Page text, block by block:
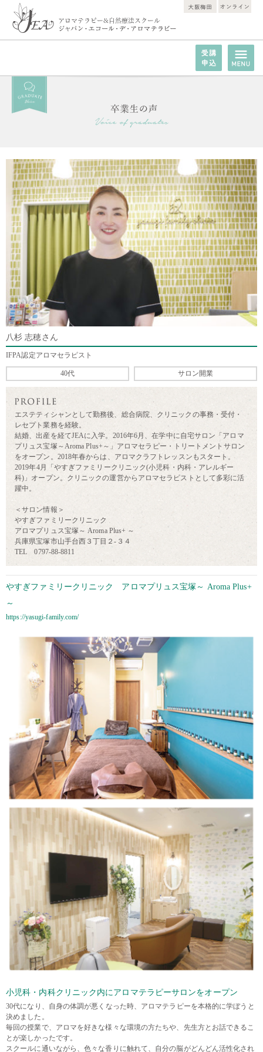
八杉 志穂さん
IFPA認定アロマセラピスト
40代 サロン開業
エステティシャンとして勤務後、総合病院、クリニックの事務・受付・
レセプト業務を経験。
結婚、出産を経てJEAに入学。2016年6月、在学中に自宅サロン「アロマ
プリュス宝塚～Aroma Plus+～」アロマセラピー・トリートメントサロン
をオープン。2018年春からは、アロマクラフトレッスンもスタート。
2019年4月「やすぎファミリークリニック(小児科・内科・アレルギー
科)」オープン。クリニックの運営からアロマセラピストとして多彩に活
躍中。
＜サロン情報＞
やすぎファミリークリニック
アロマプリュス宝塚～ Aroma Plus+ ～
兵庫県宝塚市山手台西３丁目２-３４
TEL 0797-88-8811
やすぎファミリークリニック アロマプリュス宝塚～ Aroma Plus+
～
https://yasugi-family.com/
小児科・内科クリニック内にアロマテラピーサロンをオープン
30代になり、自身の体調が悪くなった時、アロマテラピーを本格的に学ぼうと
決めました。
毎回の授業で、アロマを好きな様々な環境の方たちや、先生方とお話できるこ
とが楽しかったです。
スクールに通いながら、色々な香りに触れて、自分の脳がどんどん活性化され